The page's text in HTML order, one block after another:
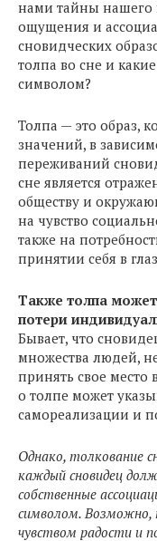
нами тайны нашего
ощущения и
сновидческих
толпа во сне и
символом?
Толпа — это образ,
значений, в
переживаний
сне является
обществу и
на чувство
также на
принятии себя в
Также толпа может
потери
Бывает, что
множества людей,
принять свое место
о толпе может
самореализации и
Однако, толкование
каждый сновидец
собственные
символом. Возможно,
чувством радости и